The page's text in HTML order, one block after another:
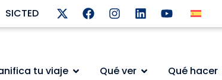
SICTED
tu viaje Qué ver Qué hacer